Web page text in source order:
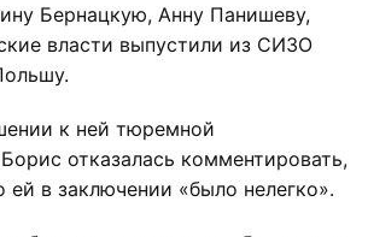
Бернацкую, Анну Панишеву,
власти выпустили из СИЗО
к ней тюремной
отказалась комментировать,
ей в заключении «было нелегко».